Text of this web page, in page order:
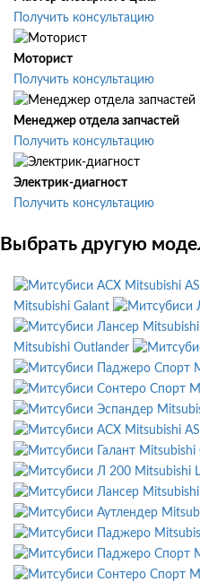
Получить консультацию
Моторист
Получить консультацию
Менеджер отдела запчастей
Получить консультацию
Электрик-диагност
Получить консультацию
Выбрать другую
Mitsubishi
Mitsubishi Galant
Mitsubishi Outlander
Mitsubishi
Mitsubishi
Mitsubishi